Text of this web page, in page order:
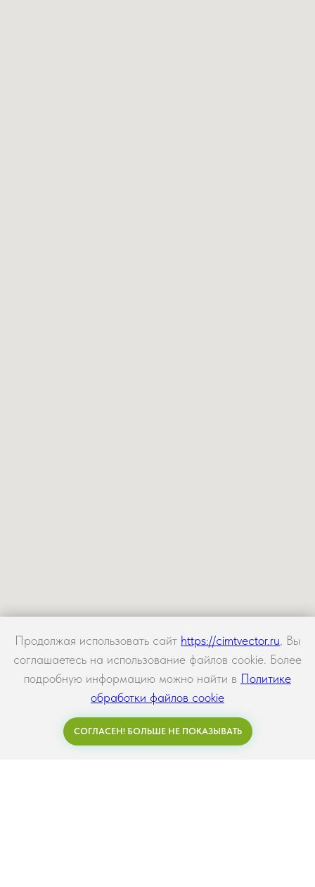
Задать вопрос
Продолжая использовать сайт https://cimtvector.ru, Вы
соглашаетесь на использование файлов cookie. Более
подробную информацию можно найти в Политике
обработки файлов cookie
СОГЛАСЕН! БОЛЬШЕ НЕ ПОКАЗЫВАТЬ